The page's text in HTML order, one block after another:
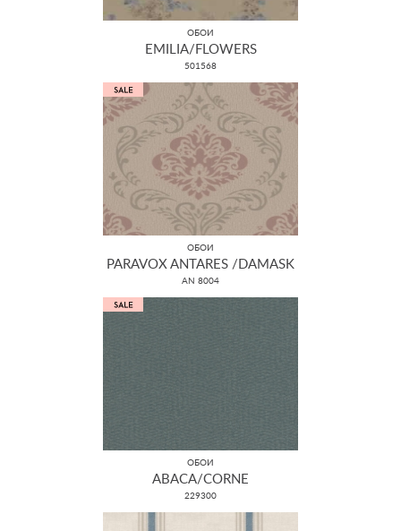
ОБОИ
EMILIA/FLOWERS
501568
ОБОИ
PARAVOX ANTARES /DAMASK
AN 8004
ОБОИ
ABACA/CORNE
229300